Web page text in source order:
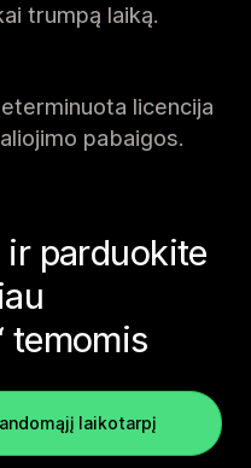
trumpą laiką.
licencija
pabaigos.
parduokite
temomis
laikotarpį